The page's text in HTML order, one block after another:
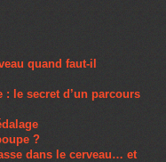
quand faut-il
: le secret d’un parcours
?
dans le cerveau… et